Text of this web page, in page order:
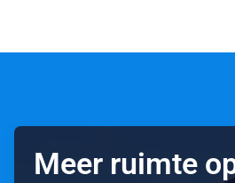
Meer ruimte